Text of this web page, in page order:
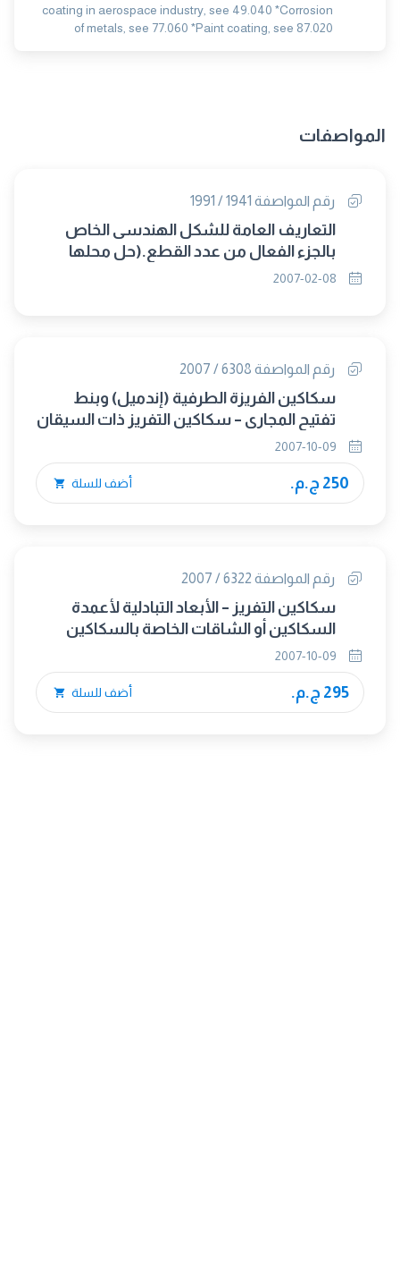
coating in aerospace industry, see 49.040 *Corrosion
of metals, see 77.060 *Paint coating, see 87.020
المواصفات
رقم المواصفة 1941 / 1991
التعاريف العامة للشكل الهندسى الخاص
بالجزء الفعال من عدد القطع.(حل محلها
2007/5796ج1 )
رقم المواصفة 6308 / 2007
سكاكين الفريزة الطرفية (إندميل) وبنط
تفتيح المجارى – سكاكين التفريز ذات السيقان
المسلوبة 7/24
250 ج.م. أضف للسلة
رقم المواصفة 6322 / 2007
سكاكين التفريز – الأبعاد التبادلية لأعمدة
السكاكين أو الشاقات الخاصة بالسكاكين
295 ج.م. أضف للسلة